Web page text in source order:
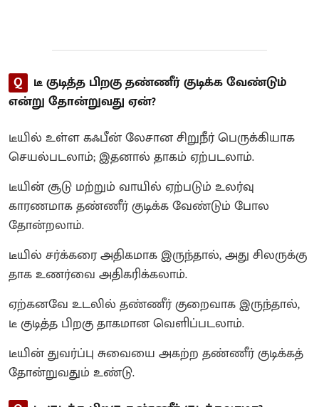
Q டீ குடித்த பிறகு தண்ணீர் குடிக்க வேண்டும்
என்று தோன்றுவது ஏன்?
டீயில் உள்ள கஃபீன் லேசான சிறுநீர் பெருக்கியாக
செயல்படலாம்; இதனால் தாகம் ஏற்படலாம்.
டீயின் சூடு மற்றும் வாயில் ஏற்படும் உலர்வு
காரணமாக தண்ணீர் குடிக்க வேண்டும் போல
தோன்றலாம்.
டீயில் சர்க்கரை அதிகமாக இருந்தால், அது சிலருக்கு
தாக உணர்வை அதிகரிக்கலாம்.
ஏற்கனவே உடலில் தண்ணீர் குறைவாக இருந்தால்,
டீ குடித்த பிறகு தாகமான வெளிப்படலாம்.
டீயின் துவர்ப்பு சுவையை அகற்ற தண்ணீர் குடிக்கத்
தோன்றுவதும் உண்டு.